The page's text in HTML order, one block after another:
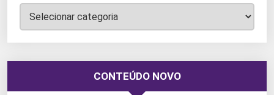
Categorias
CONTEÚDO NOVO